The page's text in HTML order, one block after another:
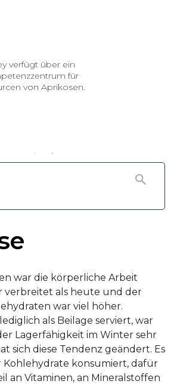
verfügt über ein
für
von Aprikosen.
war die körperliche Arbeit
verbreitet als heute und der
war viel höher.
als Beilage serviert, war
Lagerfähigkeit im Winter sehr
sich diese Tendenz geändert. Es
konsumiert, dafür
an Vitaminen, an Mineralstoffen